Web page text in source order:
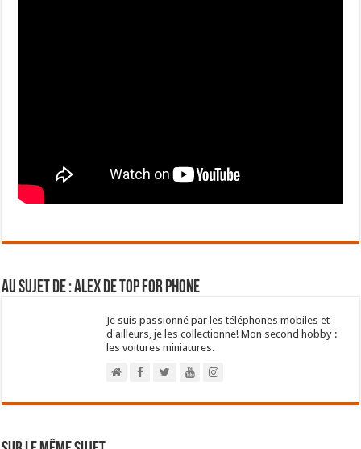
Au sujet de : Alex de Top For Phone
Je suis passionné par les téléphones mobiles et
d'ailleurs, je les collectionne! Mon second hobby :
les voitures miniatures.